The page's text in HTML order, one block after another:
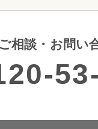
相談・お問い